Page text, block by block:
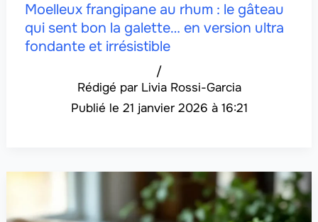
Moelleux frangipane au rhum : le gâteau
qui sent bon la galette… en version ultra
fondante et irrésistible
Livia Rossi-Garcia
/
21 janvier 2026 à 16:21